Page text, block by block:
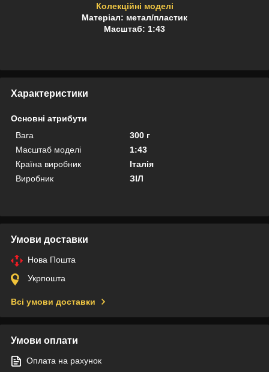
Колекційні моделі
Матеріал: метал/пластик
Масштаб: 1:43
Характеристики
Основні атрибути
Вага
300 г
Масштаб моделі
1:43
Країна виробник
Італія
Виробник
ЗІЛ
Умови доставки
Нова Пошта
Укрпошта
Всі умови доставки
Умови оплати
Оплата на рахунок